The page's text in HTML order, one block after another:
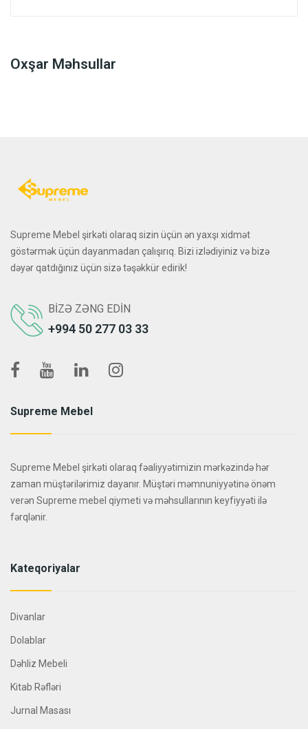
Oxşar Məhsullar
Supreme Mebel şirkəti olaraq sizin üçün ən yaxşı xidmət
göstərmək üçün dayanmadan çalışırıq. Bizi izlədiyiniz və bizə
dəyər qatdığınız üçün sizə təşəkkür edirik!
BIZƏ ZƏNG EDIN
+994 50 277 03 33
Supreme Mebel
Supreme Mebel şirkəti olaraq fəaliyyətimizin mərkəzində hər
zaman müştərilərimiz dayanır. Müştəri məmnuniyyətinə önəm
verən Supreme mebel qiymeti və məhsullarının keyfiyyəti ilə
fərqlənir.
Kateqoriyalar
Divanlar
Dolablar
Dəhliz Mebeli
Kitab Rəfləri
Jurnal Masası